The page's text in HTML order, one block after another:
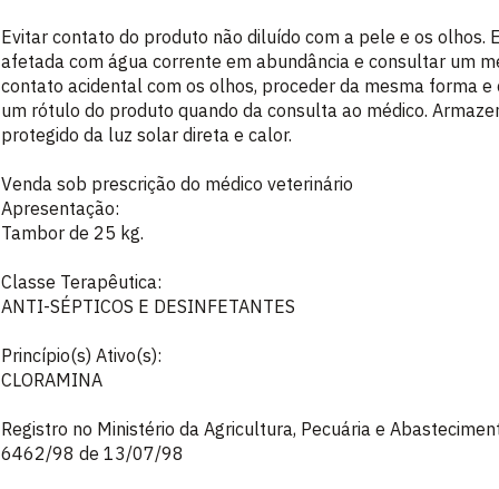
Evitar contato do produto não diluído com a pele e os
afetada com água corrente em abundância e consultar um
contato acidental com os olhos, proceder da mesma forma
um rótulo do produto quando da consulta ao médico.
protegido da luz solar direta e calor.
Venda sob prescrição do médico veterinário
Apresentação:
Tambor de 25 kg.
Classe Terapêutica:
ANTI-SÉPTICOS E DESINFETANTES
Princípio(s) Ativo(s):
CLORAMINA
Registro no Ministério da Agricultura, Pecuária e
6462/98 de 13/07/98